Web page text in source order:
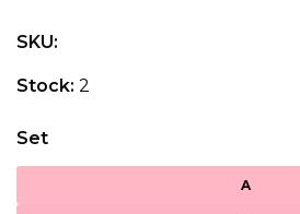
SKU:
Stock: 2
Set
A